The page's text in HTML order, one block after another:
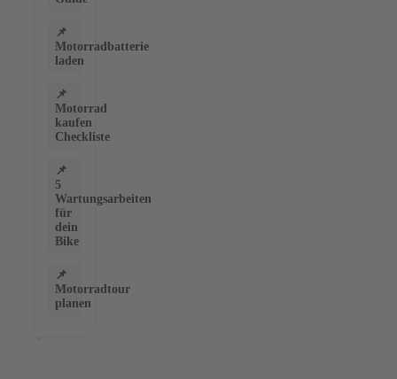
📌
Motorradbatterie
laden
📌
Motorrad
kaufen
Checkliste
📌
5
Wartungsarbeiten
für
dein
Bike
📌
Motorradtour
planen